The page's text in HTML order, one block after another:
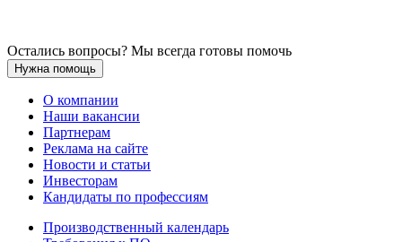
Остались вопросы? Мы всегда готовы помочь
Нужна помощь
О компании
Наши вакансии
Партнерам
Реклама на сайте
Новости и статьи
Инвесторам
Кандидаты по профессиям
Производственный календарь